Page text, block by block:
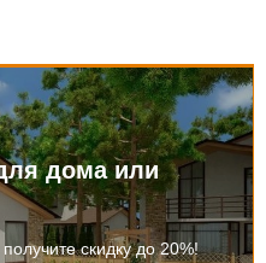
дома или
скидку до 20%!